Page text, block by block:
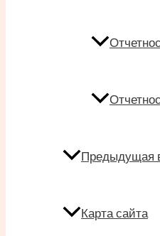
Предыдущая
Карта сайта